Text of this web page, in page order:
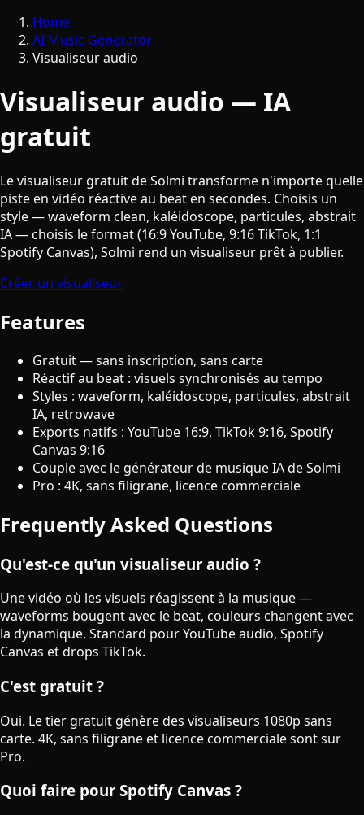
Home
AI Music Generator
Visualiseur audio
Visualiseur audio — IA
gratuit
Le visualiseur gratuit de Solmi transforme n'importe quelle
piste en vidéo réactive au beat en secondes. Choisis un
style — waveform clean, kaléidoscope, particules, abstrait
IA — choisis le format (16:9 YouTube, 9:16 TikTok, 1:1
Spotify Canvas), Solmi rend un visualiseur prêt à publier.
Créer un visualiseur
Features
Gratuit — sans inscription, sans carte
Réactif au beat : visuels synchronisés au tempo
Styles : waveform, kaléidoscope, particules, abstrait
IA, retrowave
Exports natifs : YouTube 16:9, TikTok 9:16, Spotify
Canvas 9:16
Couple avec le générateur de musique IA de Solmi
Pro : 4K, sans filigrane, licence commerciale
Frequently Asked Questions
Qu'est-ce qu'un visualiseur audio ?
Une vidéo où les visuels réagissent à la musique —
waveforms bougent avec le beat, couleurs changent avec
la dynamique. Standard pour YouTube audio, Spotify
Canvas et drops TikTok.
C'est gratuit ?
Oui. Le tier gratuit génère des visualiseurs 1080p sans
carte. 4K, sans filigrane et licence commerciale sont sur
Pro.
Quoi faire pour Spotify Canvas ?